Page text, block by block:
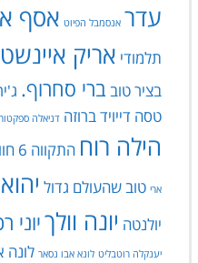
עדר אנסמבל הפיוט אסף
תלמודי אריק
בציר טובברי סחרוף.
טסה דייויד ברוזה דניאלה ספקטור
הילה רוח התקווה 6
ארי טוב שהעולם גדול
יולנטה יונה וולךיוני
יענקלה רוטבליט לונא אבו נסאר לונה